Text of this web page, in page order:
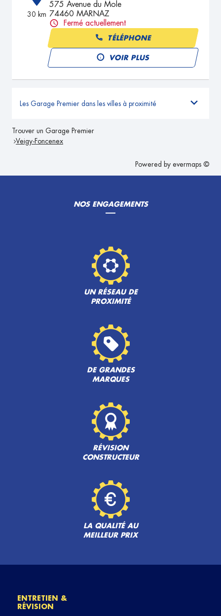
30 km
575 Avenue du Mole
74460 MARNAZ
Fermé actuellement
TÉLÉPHONE
VOIR PLUS
Les Garage Premier dans les villes à proximité
Trouver un Garage Premier
Veigy-Foncenex
Powered by evermaps ©
NOS ENGAGEMENTS
UN RÉSEAU DE
PROXIMITÉ
DE GRANDES
MARQUES
RÉVISION
CONSTRUCTEUR
LA QUALITÉ AU
MEILLEUR PRIX
ENTRETIEN &
RÉVISION